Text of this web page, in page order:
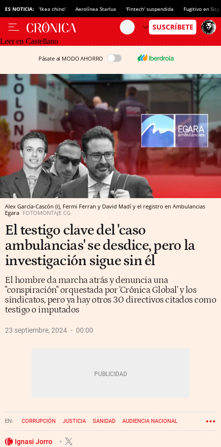
ES NOTICIA: 'Ikea chino' Aerolínea Starlux 'Fintech' suspendida Fugitivo en
Leer en Castellano
Pásate al MODO AHORRO
Alex García-Cascón (i), Fermi Ferran y David Madí y el registro en Ambulancias
Egara FOTOMONTAJE CG
El testigo clave del 'caso
ambulancias' se desdice, pero la
investigación sigue sin él
El hombre da marcha atrás y denuncia una
"conspiración" orquestada por 'Crónica Global' y los
sindicatos, pero ya hay otros 30 directivos citados como
testigo o imputados
23 septiembre, 2024 00:00
CORRUPCIÓN JUSTICIA SANIDAD AUDIENCIA NACIONAL
CASO 3%
Ignasi Jorro